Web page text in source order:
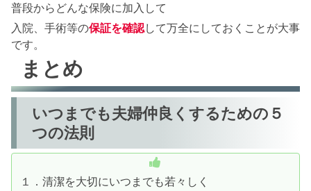
普段からどんな保険に加入して
入院、手術等の保証を確認して万全にしておくことが大事
です。
まとめ
いつまでも夫婦仲良くするための５
つの法則
１．清潔を大切にいつまでも若々しく